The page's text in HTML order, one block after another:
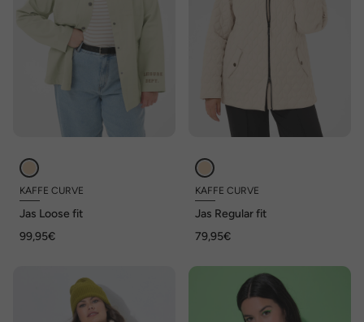
KAFFE CURVE
Jas Loose fit
99,95€
KAFFE CURVE
Jas Regular fit
79,95€